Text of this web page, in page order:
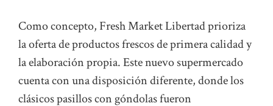
Como concepto, Fresh Market Libertad prioriza
la oferta de productos frescos de primera calidad y
la elaboración propia. Este nuevo supermercado
cuenta con una disposición diferente, donde los
clásicos pasillos con góndolas fueron